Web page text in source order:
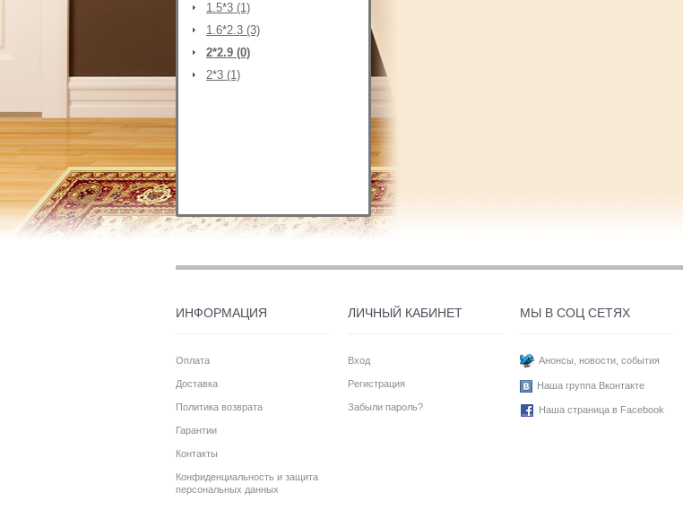
1.5*3 (1)
1.6*2.3 (3)
2*2.9 (0)
2*3 (1)
ИНФОРМАЦИЯ
Оплата
Доставка
Политика возврата
Гарантии
Контакты
Конфиденциальность и защита
персональных данных
ЛИЧНЫЙ КАБИНЕТ
Вход
Регистрация
Забыли пароль?
МЫ В СОЦ СЕТЯХ
Анонсы, новости, события
Наша группа Вконтакте
Наша страница в Facebook